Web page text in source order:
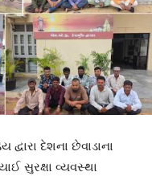
દ્વારા દેશના છેવાડાના
સુરક્ષા વ્યવસ્થા